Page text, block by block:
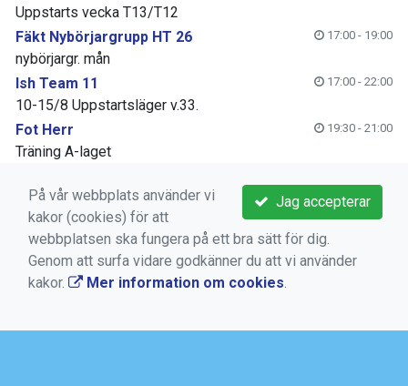
Uppstarts vecka T13/T12
Fäkt Nybörjargrupp HT 26
17:00 - 19:00
nybörjargr. mån
Ish Team 11
17:00 - 22:00
10-15/8 Uppstartsläger v.33.
Fot Herr
19:30 - 21:00
Träning A-laget
Hockeyläger V33 2019
08:00 - 17:00
Uppstartsläger
Visa fler kommande
Jag accepterar
På vår webbplats använder vi
kakor (cookies) för att
webbplatsen ska fungera på ett bra sätt för dig.
Genom att surfa vidare godkänner du att vi använder
kakor.
Mer information om cookies.